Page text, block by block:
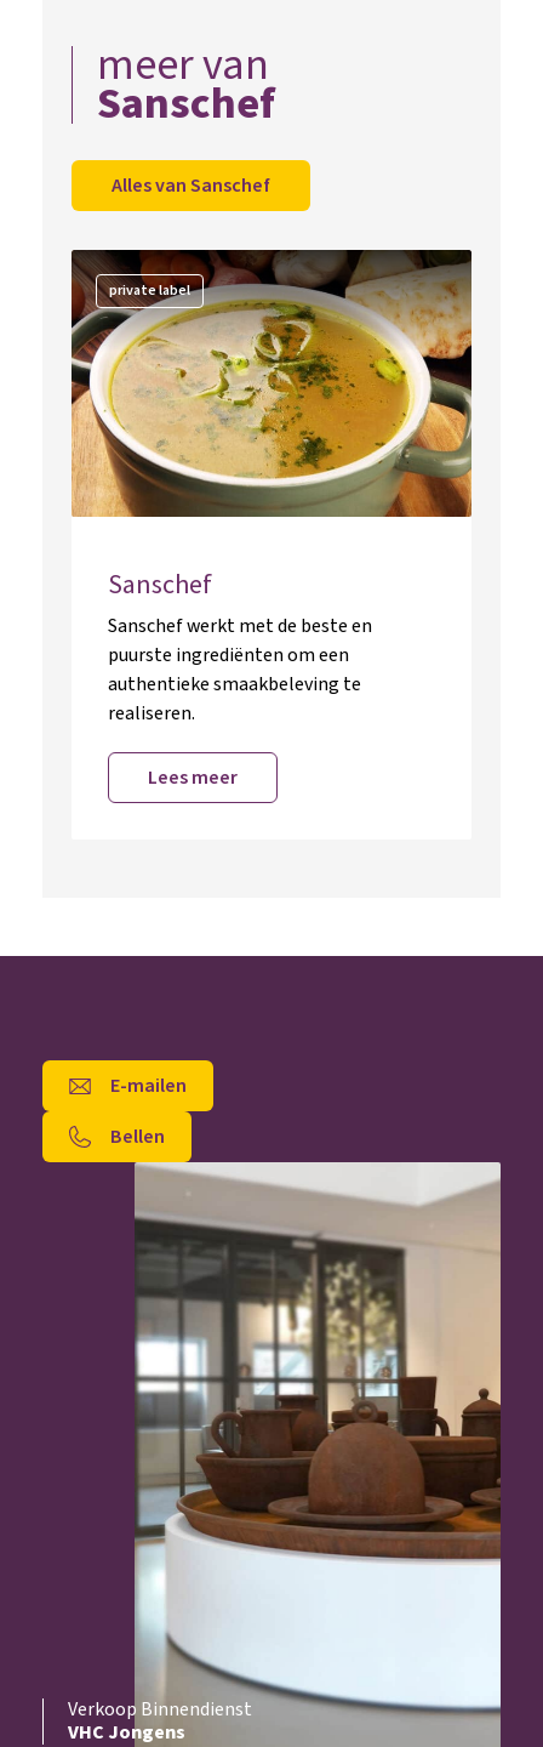
meer van
Sanschef
Alles van Sanschef
private label
Sanschef
Sanschef werkt met de beste en
puurste ingrediënten om een
authentieke smaakbeleving te
realiseren.
Lees meer
E-mailen
Bellen
Verkoop Binnendienst
VHC Jongens